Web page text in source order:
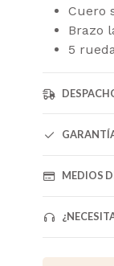
Cuero
Brazo
5
MEDIOS